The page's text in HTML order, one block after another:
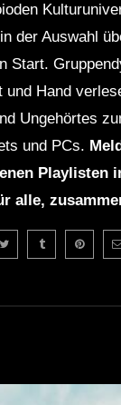
der Auswahl
Start.
und Hand
Ungehörtes
und PCs.
Playlisten
alle,